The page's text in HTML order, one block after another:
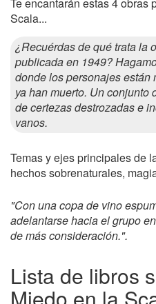
Te encantarán estas 4 obras
Scala...
¿Recuérdas de qué trata la
publicada en 1949?
donde los personajes están
ya han muerto. Un conjunto
de certezas destrozadas e
vanos.
Temas y ejes principales de
hechos sobrenaturales,
"Con una copa de vino
adelantarse hacia el grupo
de más consideración.".
Lista de libros